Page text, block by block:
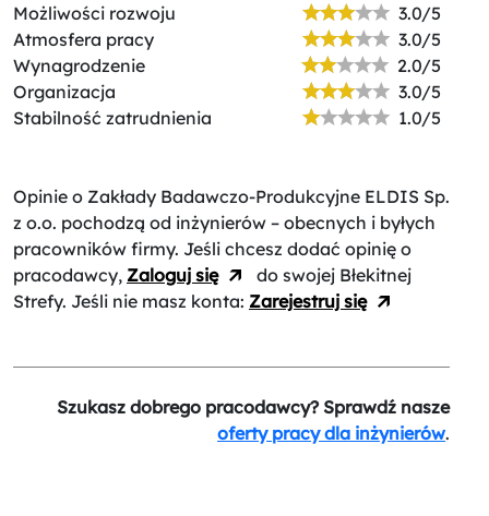
Możliwości rozwoju
3.0/5
Atmosfera pracy
3.0/5
Wynagrodzenie
2.0/5
Organizacja
3.0/5
Stabilność zatrudnienia
1.0/5
Opinie o Zakłady Badawczo-Produkcyjne ELDIS Sp.
z o.o. pochodzą od inżynierów – obecnych i byłych
pracowników firmy. Jeśli chcesz dodać opinię o
pracodawcy, Zaloguj się
do swojej Błekitnej
Strefy. Jeśli nie masz konta: Zarejestruj się
Szukasz dobrego pracodawcy? Sprawdź nasze
oferty pracy dla inżynierów.